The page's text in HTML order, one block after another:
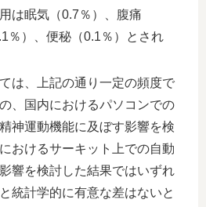
は眠気（0.7％）、腹痛
％）、便秘（0.1％）とされ
は、上記の通り一定の頻度で
、国内におけるパソコンでの
神運動機能に及ぼす影響を検
おけるサーキット上での自動
響を検討した結果ではいずれ
統計学的に有意な差はないと